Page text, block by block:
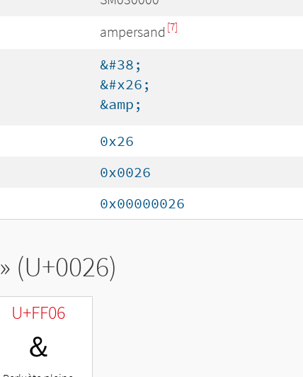
ampersand [7]
&#38;
&#x26;
&amp;
0x26
0x0026
0x00000026
» (U+0026)
U+FF06
＆